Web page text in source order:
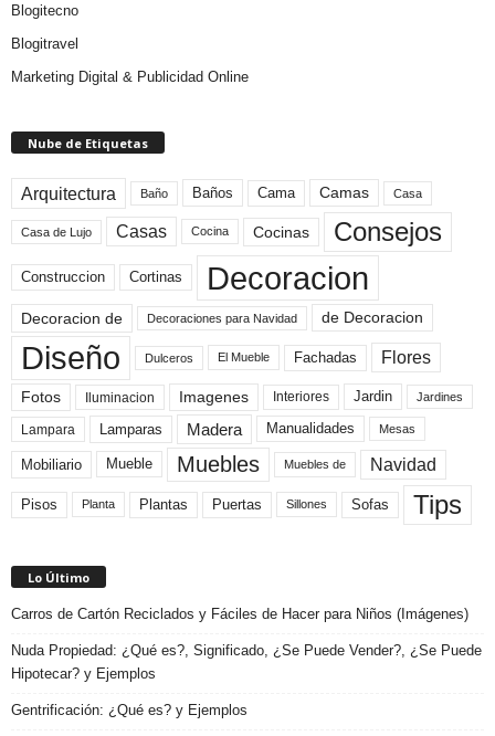
Blogitecno
Blogitravel
Marketing Digital & Publicidad Online
Nube de Etiquetas
Arquitectura Baño Baños Cama Camas Casa
Casa de Lujo Casas Cocina Cocinas Consejos
Construccion Cortinas Decoracion
Decoracion de Decoraciones para Navidad de Decoracion
Diseño Dulceros El Mueble Fachadas Flores
Fotos Iluminacion Imagenes Interiores Jardin Jardines
Lampara Lamparas Madera Manualidades Mesas
Mobiliario Mueble Muebles Muebles de Navidad
Pisos Planta Plantas Puertas Sillones Sofas Tips
Lo Último
Carros de Cartón Reciclados y Fáciles de Hacer para Niños (Imágenes)
Nuda Propiedad: ¿Qué es?, Significado, ¿Se Puede Vender?, ¿Se Puede
Hipotecar? y Ejemplos
Gentrificación: ¿Qué es? y Ejemplos